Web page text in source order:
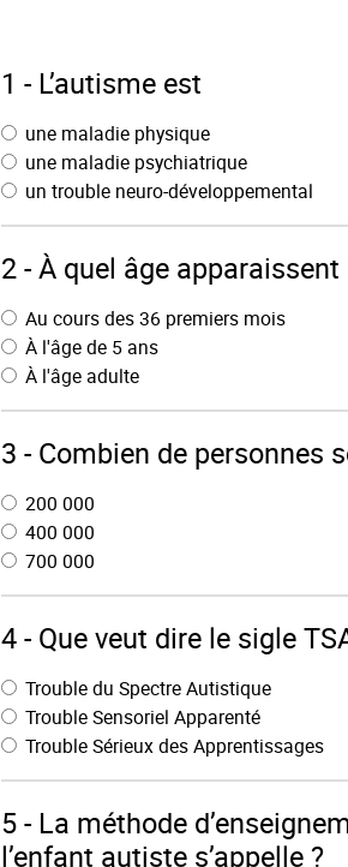
1 - L’autisme est
une maladie physique
une maladie psychiatrique
un trouble neuro-développemental
2 - À quel âge
Au cours des 36 premiers mois
À l'âge de 5 ans
À l'âge adulte
3 - Combien de personnes
200 000
400 000
700 000
4 - Que veut dire le sigle
Trouble du Spectre Autistique
Trouble Sensoriel Apparenté
Trouble Sérieux des Apprentissages
5 - La méthode
l’enfant autiste s’appelle ?